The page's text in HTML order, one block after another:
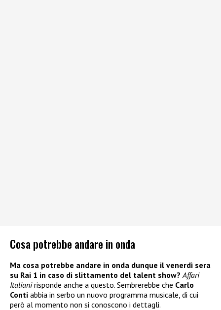
Cosa potrebbe andare in onda
Ma cosa potrebbe andare in onda dunque il venerdì sera
su Rai 1 in caso di slittamento del talent show? Affari
Italianirisponde anche a questo. Sembrerebbe che Carlo
Conti abbia in serbo un nuovo programma musicale, di cui
però al momento non si conoscono i dettagli.